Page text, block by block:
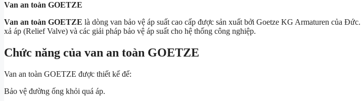
Van an toàn GOETZE
Van an toàn GOETZE là dòng van bảo vệ áp suất cao cấp được sản xuất bởi Goetze KG Armaturen của Đức.
xả áp (Relief Valve) và các giải pháp bảo vệ áp suất cho hệ thống công nghiệp.
Chức năng của van an toàn GOETZE
Van an toàn GOETZE được thiết kế để:
Bảo vệ đường ống khỏi quá áp.